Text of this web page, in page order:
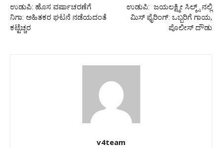
ಉಡುಪಿ: ಹೊಸ ವರ್ಷಾಚರಣೆಗೆ
ನಿಗಾ: ಅಹಿತಕರ ಘಟನೆ ನಡೆಯದಂತೆ
ಕಟ್ಟೆಚ್ಚರ
ಉಡುಪಿ: ಜಯಲಕ್ಷ್ಮೀ ಸಿಲ್ಕ್ಸ್ ನಲ್ಲಿ
ಮಿಸ್ ಫೈರಿಂಗ್: ಒಬ್ಬರಿಗೆ ಗಾಯ,
ಪೊಲೀಸ್ ದೌಡು
v4team